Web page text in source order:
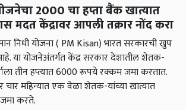
2000 चा हप्ता बैंक खात्यात
मदत केंद्रावर आपली तक्रार नोंद करा
निधी योजना ( PM Kisan) भारत सरकारची खुप
या योजनेअंतर्गत केंद्र सरकार देशातील शेतक-
तीन हप्त्यात 6000 रूपये रक्कम जमा करतात.
चार महिन्यात एक वेळा शेतक-यांच्या खात्यात
करते.